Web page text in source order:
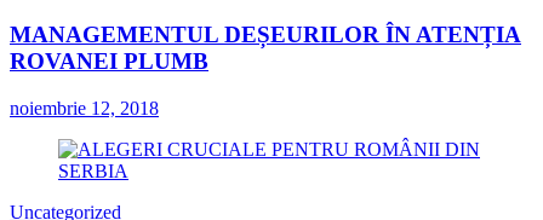
MANAGEMENTUL DEȘEURILOR ÎN ATENȚIA
ROVANEI PLUMB
noiembrie 12, 2018
Uncategorized